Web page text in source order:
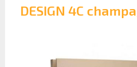
DESIGN 4C